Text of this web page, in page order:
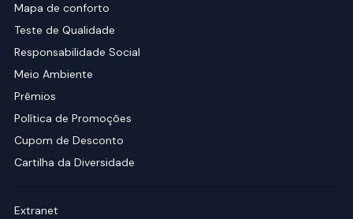
Mapa de conforto
Teste de Qualidade
Responsabilidade Social
Meio Ambiente
Prêmios
Política de Promoções
Cupom de Desconto
Cartilha da Diversidade
Extranet